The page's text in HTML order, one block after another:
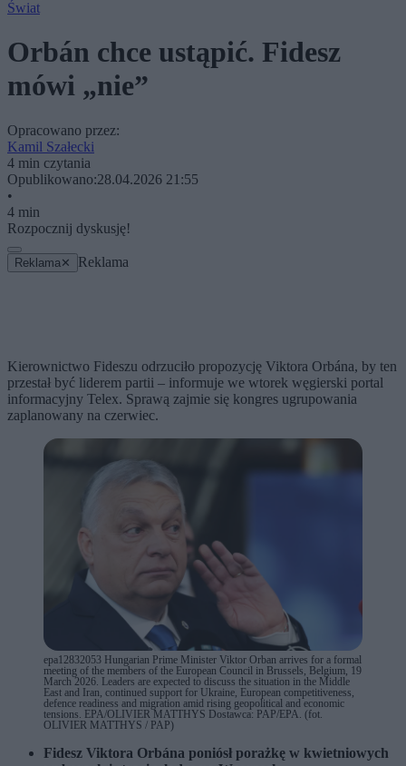
Świat
Orbán chce ustąpić. Fidesz
mówi „nie”
Opracowano przez:
Kamil Szałecki
4 min czytania
Opublikowano:28.04.2026 21:55
•
4 min
Rozpocznij dyskusję!
Reklama ✕ Reklama
Kierownictwo Fideszu odrzuciło propozycję Viktora Orbána, by ten
przestał być liderem partii – informuje we wtorek węgierski portal
informacyjny Telex. Sprawą zajmie się kongres ugrupowania
zaplanowany na czerwiec.
epa12832053 Hungarian Prime Minister Viktor Orban arrives for a formal
meeting of the members of the European Council in Brussels, Belgium, 19
March 2026. Leaders are expected to discuss the situation in the Middle
East and Iran, continued support for Ukraine, European competitiveness,
defence readiness and migration amid rising geopolitical and economic
tensions. EPA/OLIVIER MATTHYS Dostawca: PAP/EPA. (fot.
OLIVIER MATTHYS / PAP)
Fidesz Viktora Orbána poniósł porażkę w kwietniowych